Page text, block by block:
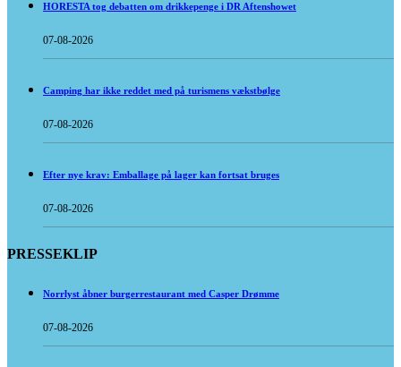
HORESTA tog debatten om drikkepenge i DR Aftenshowet
07-08-2026
Camping har ikke reddet med på turismens vækstbølge
07-08-2026
Efter nye krav: Emballage på lager kan fortsat bruges
07-08-2026
PRESSEKLIP
Norrlyst åbner burgerrestaurant med Casper Drømme
07-08-2026